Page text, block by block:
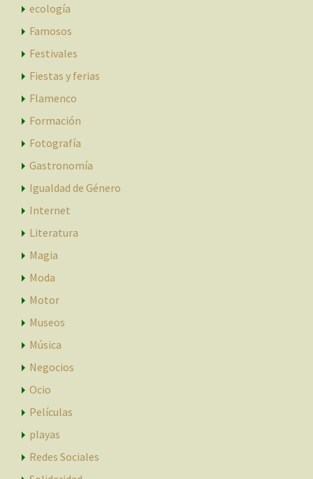
ecología
Famosos
Festivales
Fiestas y ferias
Flamenco
Formación
Fotografía
Gastronomía
Igualdad de Género
Internet
Literatura
Magia
Moda
Motor
Museos
Música
Negocios
Ocio
Películas
playas
Redes Sociales